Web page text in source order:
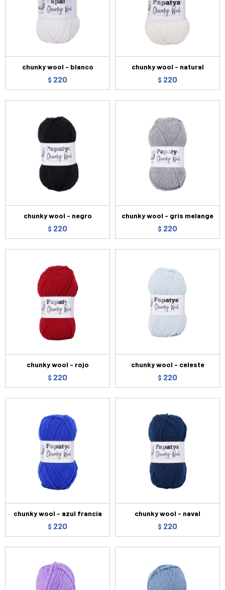
chunky wool - blanco
$ 220
chunky wool - natural
$ 220
chunky wool - negro
$ 220
chunky wool - gris melange
$ 220
chunky wool - rojo
$ 220
chunky wool - celeste
$ 220
chunky wool - azul francia
$ 220
chunky wool - naval
$ 220